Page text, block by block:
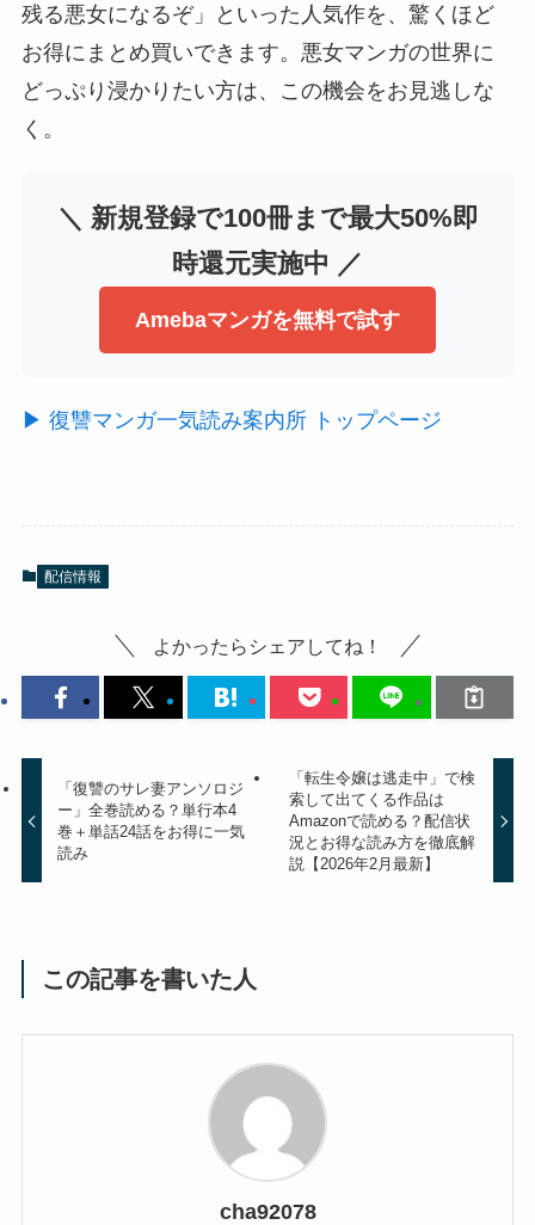
残る悪女になるぞ」といった人気作を、驚くほど
お得にまとめ買いできます。悪女マンガの世界に
どっぷり浸かりたい方は、この機会をお見逃しな
く。
＼ 新規登録で100冊まで最大50%即
時還元実施中 ／
Amebaマンガを無料で試す
▶ 復讐マンガ一気読み案内所 トップページ
配信情報
よかったらシェアしてね！
「復讐のサレ妻アンソロジ
ー」全巻読める？単行本4
巻＋単話24話をお得に一気
読み
「転生令嬢は逃走中」で検
索して出てくる作品は
Amazonで読める？配信状
況とお得な読み方を徹底解
説【2026年2月最新】
この記事を書いた人
cha92078